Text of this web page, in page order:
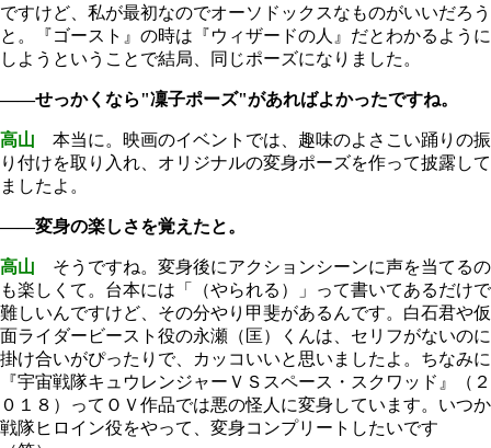
ですけど、私が最初なのでオーソドックスなものがいいだろう
と。『ゴースト』の時は『ウィザードの人』だとわかるように
しようということで結局、同じポーズになりました。
――せっかくなら"凜子ポーズ"があればよかったですね。
高山 本当に。映画のイベントでは、趣味のよさこい踊りの振
り付けを取り入れ、オリジナルの変身ポーズを作って披露して
ましたよ。
――変身の楽しさを覚えたと。
高山 そうですね。変身後にアクションシーンに声を当てるの
も楽しくて。台本には「（やられる）」って書いてあるだけで
難しいんですけど、その分やり甲斐があるんです。白石君や仮
面ライダービースト役の永瀬（匡）くんは、セリフがないのに
掛け合いがぴったりで、カッコいいと思いましたよ。ちなみに
『宇宙戦隊キュウレンジャーＶＳスペース・スクワッド』（２
０１８）ってＯＶ作品では悪の怪人に変身しています。いつか
戦隊ヒロイン役をやって、変身コンプリートしたいです